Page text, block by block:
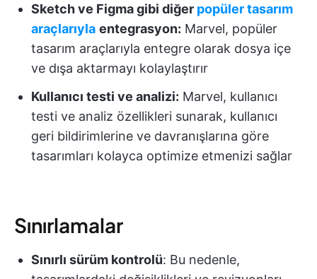
Sketch ve Figma gibi diğer popüler tasarım
araçlarıyla entegrasyon: Marvel, popüler
tasarım araçlarıyla entegre olarak dosya içe
ve dışa aktarmayı kolaylaştırır
Kullanıcı testi ve analizi: Marvel, kullanıcı
testi ve analiz özellikleri sunarak, kullanıcı
geri bildirimlerine ve davranışlarına göre
tasarımları kolayca optimize etmenizi sağlar
Sınırlamalar
Sınırlı sürüm kontrolü: Bu nedenle,